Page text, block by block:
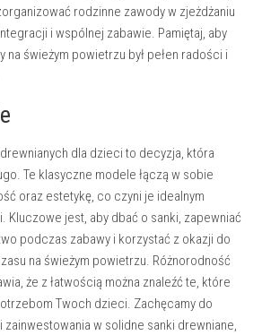
rodzinne zawody w zjeżdżaniu
i wspólnej zabawie. Pamiętaj, aby
na świeżym powietrzu był pełen radości i
dla dzieci to decyzja, która
Te klasyczne modele łączą w sobie
oraz estetykę, co czyni je idealnym
Kluczowe jest, aby dbać o sanki, zapewniać
podczas zabawy i korzystać z okazji do
na świeżym powietrzu. Różnorodność
że z łatwością można znaleźć te, które
Twoch dzieci. Zachęcamy do
zainwestowania w solidne sanki drewniane,